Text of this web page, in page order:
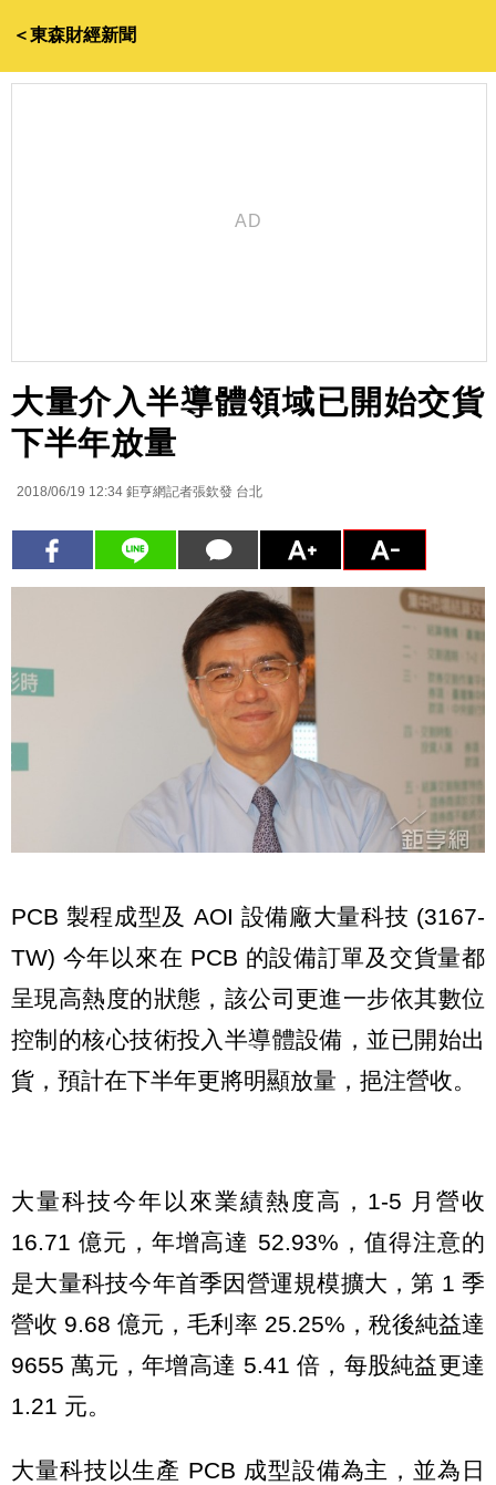
＜東森財經新聞
大量介入半導體領域已開始交貨
下半年放量
2018/06/19 12:34 鉅亨網記者張欽發 台北
PCB 製程成型及 AOI 設備廠大量科技 (3167-
TW) 今年以來在 PCB 的設備訂單及交貨量都
呈現高熱度的狀態，該公司更進一步依其數位
控制的核心技術投入半導體設備，並已開始出
貨，預計在下半年更將明顯放量，挹注營收。
大量科技今年以來業績熱度高，1-5 月營收
16.71 億元，年增高達 52.93%，值得注意的
是大量科技今年首季因營運規模擴大，第 1 季
營收 9.68 億元，毛利率 25.25%，稅後純益達
9655 萬元，年增高達 5.41 倍，每股純益更達
1.21 元。
大量科技以生產 PCB 成型設備為主，並為日